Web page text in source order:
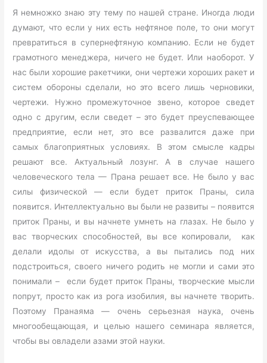
Я немножко знаю эту тему по нашей стране. Иногда люди
думают, что если у них есть нефтяное поле, то они могут
превратиться в супернефтяную компанию. Если не будет
грамотного менеджера, ничего не будет. Или наоборот. У
нас были хорошие ракетчики, они чертежи хороших ракет и
систем обороны сделали, но это всего лишь черновики,
чертежи. Нужно промежуточное звено, которое сведет
одно с другим, если сведет – это будет преуспевающее
предприятие, если нет, это все развалится даже при
самых благоприятных условиях. В этом смысле кадры
решают все. Актуальный лозунг. А в случае нашего
человеческого тела — Прана решает все. Не было у вас
силы физической — если будет приток Праны, сила
появится. Интеллектуально вы были не развиты – появится
приток Праны, и вы начнете умнеть на глазах. Не было у
вас творческих способностей, вы все копировали, как
делали идолы от искусства, а вы пытались под них
подстроиться, своего ничего родить не могли и сами это
понимали – если будет приток Праны, творческие мысли
попрут, просто как из рога изобилия, вы начнете творить.
Поэтому Пранаяма — очень серьезная наука, очень
многообещающая, и целью нашего семинара является,
чтобы вы овладели азами этой науки.